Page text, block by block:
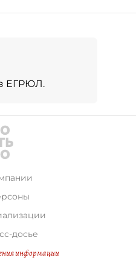
ЕГРЮЛ.
досье
информации